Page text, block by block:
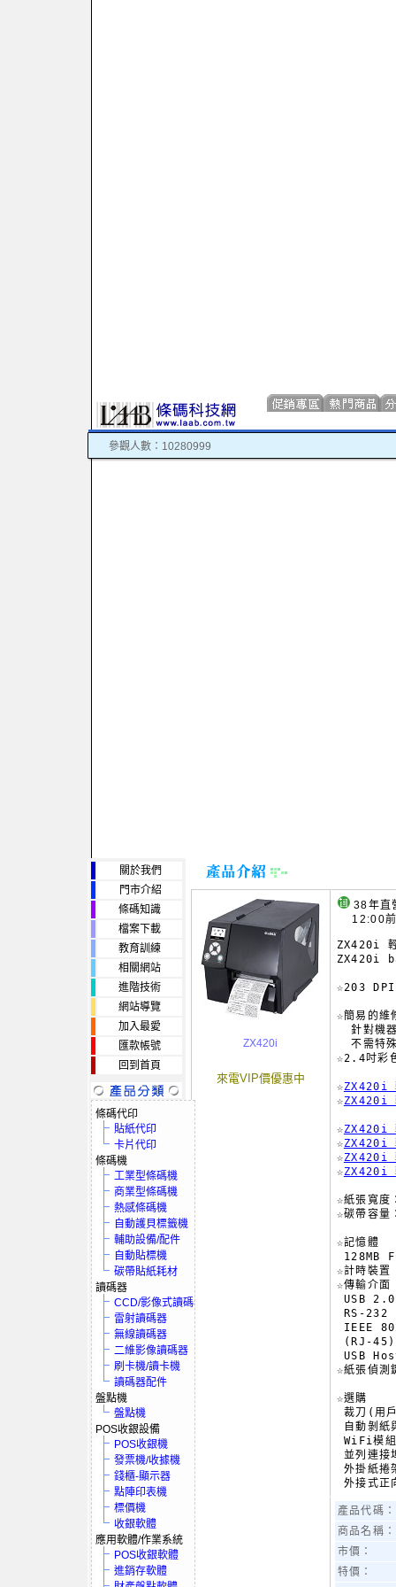
參觀人數：10280999
關於我們
門市介紹
條碼知識
檔案下載
教育訓練
相關網站
進階技術
網站導覽
加入最愛
匯款帳號
回到首頁
條碼代印
貼紙代印
卡片代印
條碼機
工業型條碼機
商業型條碼機
熱感條碼機
自動護貝標籤機
輔助設備/配件
自動貼標機
碳帶貼紙耗材
讀碼器
CCD/影像式讀碼器
雷射讀碼器
無線讀碼器
二維影像讀碼器
刷卡機/讀卡機
讀碼器配件
盤點機
盤點機
POS收銀設備
POS收銀機
發票機/收據機
錢櫃-顯示器
點陣印表機
標價機
收銀軟體
應用軟體/作業系統
POS收銀軟體
進銷存軟體
ZX420i
來電VIP價優惠中
38年直
12:00前
ZX420i
ZX420i
☆203
☆簡易的維
針對機
不需特
☆2.4吋彩
☆ZX420i
☆ZX420i
☆ZX420i
☆ZX420i
☆ZX420i
☆ZX420i
☆紙張寬度
☆碳帶容
☆記憶體
128MB
☆計時裝置
☆傳輸介面
USB
RS-232
IEEE
(RJ-45)
USB
☆紙張偵測
☆選購
裁刀(用
自動剝紙
WiFi模
並列連接
外掛紙捲
外接式正
產品代碼：
商品名稱：
市價：
特價：